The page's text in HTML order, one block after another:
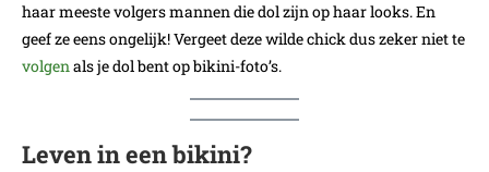
haar meeste volgers mannen die dol zijn op haar looks. En
geef ze eens ongelijk! Vergeet deze wilde chick dus zeker niet te
volgenals je dol bent op bikini-foto’s.
Leven in een bikini?